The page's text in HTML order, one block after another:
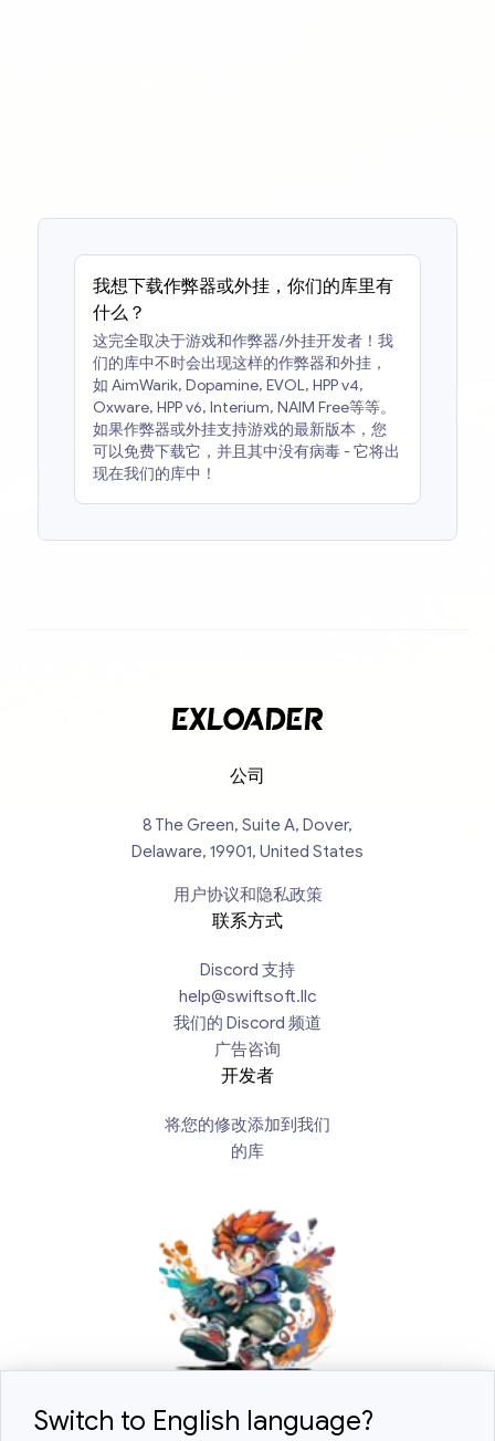
我想下载作弊器或外挂，你们的库里有
什么？
这完全取决于游戏和作弊器/外挂开发者！我
们的库中不时会出现这样的作弊器和外挂，
如 AimWarik, Dopamine, EVOL, HPP v4,
Oxware, HPP v6, Interium, NAIM Free等等。
如果作弊器或外挂支持游戏的最新版本，您
可以免费下载它，并且其中没有病毒 - 它将出
现在我们的库中！
公司
8 The Green, Suite A, Dover,
Delaware, 19901, United States
用户协议和隐私政策
联系方式
Discord 支持
help@swiftsoft.llc
我们的 Discord 频道
广告咨询
开发者
将您的修改添加到我们
的库
Switch to English language?